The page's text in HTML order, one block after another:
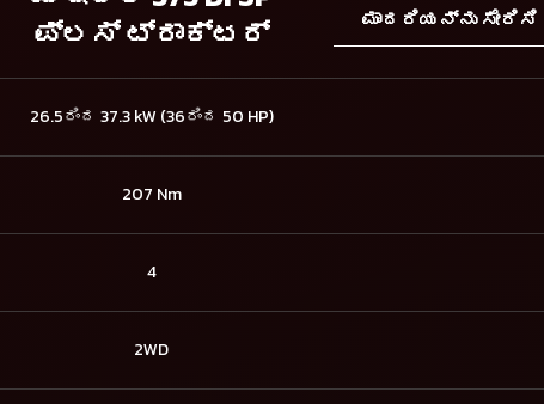
ಪ್ಲಸ್ ಟ್ರಾಕ್ಟರ್
ಮಾದರಿಯನ್ನು ಸೇರಿಸಿ
26.5ರಿಂದ 37.3 kW (36ರಿಂದ 50 HP)
207 Nm
4
2WD